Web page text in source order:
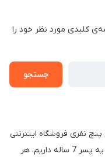
کلیدی مورد نظر خود را
جستجو
نفری فروشگاه اینترنتی
را در کنار فروشگاه حضوری اداره می‌کنیم. یه پسر 7 ساله داریم، هر